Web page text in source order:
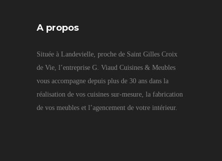
A propos
Située à Landevielle, proche de Saint Gilles Croix
de Vie, l’entreprise G. Viaud Cuisines & Meubles
vous accompagne depuis plus de 30 ans dans la
réalisation de vos cuisines sur-mesure, la fabrication
de vos meubles et l’agencement de votre intérieur.